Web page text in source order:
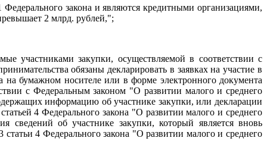
закона и являются кредитными организациями,
2 млрд. рублей,";
участниками закупки, осуществляемой в соответствии с
обязаны декларировать в заявках на участие в
на бумажном носителе или в форме электронного документа
с Федеральным законом "О развитии малого и среднего
информацию об участнике закупки, или декларации
4 Федерального закона "О развитии малого и среднего
сведений об участнике закупки, который является вновь
4 Федерального закона "О развитии малого и среднего